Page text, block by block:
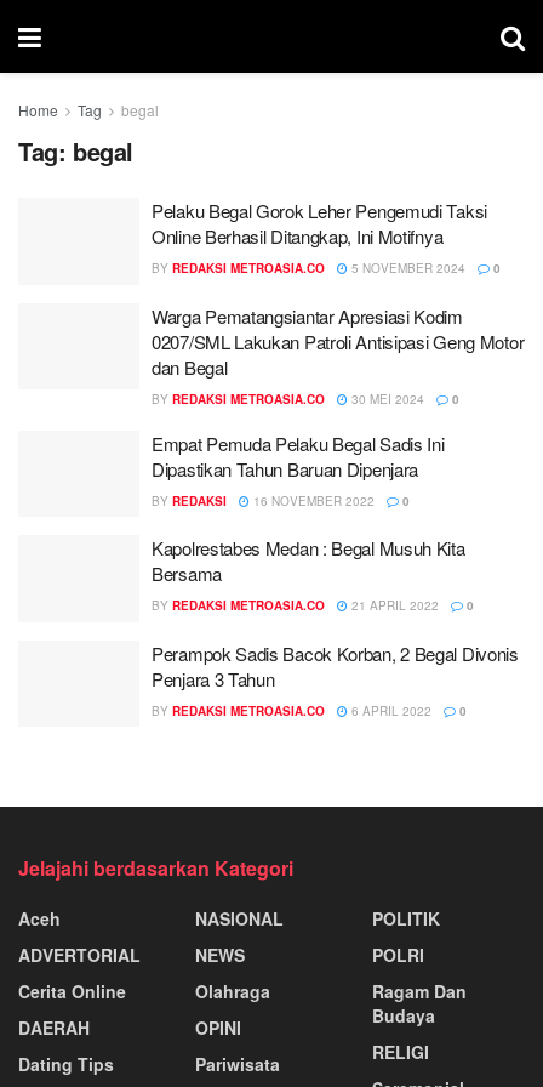
Home Tag begal
Tag: begal
Pelaku Begal Gorok Leher Pengemudi Taksi
Online Berhasil Ditangkap, Ini Motifnya
BY REDAKSI METROASIA.CO 5 NOVEMBER 2024 0
Warga Pematangsiantar Apresiasi Kodim
0207/SML Lakukan Patroli Antisipasi Geng Motor
dan Begal
BY REDAKSI METROASIA.CO 30 MEI 2024 0
Empat Pemuda Pelaku Begal Sadis Ini
Dipastikan Tahun Baruan Dipenjara
BY REDAKSI 16 NOVEMBER 2022 0
Kapolrestabes Medan : Begal Musuh Kita
Bersama
BY REDAKSI METROASIA.CO 21 APRIL 2022 0
Perampok Sadis Bacok Korban, 2 Begal Divonis
Penjara 3 Tahun
BY REDAKSI METROASIA.CO 6 APRIL 2022 0
Jelajahi berdasarkan Kategori
Aceh
ADVERTORIAL
Cerita Online
DAERAH
Dating Tips
NASIONAL
NEWS
Olahraga
OPINI
Pariwisata
POLITIK
POLRI
Ragam Dan
Budaya
RELIGI